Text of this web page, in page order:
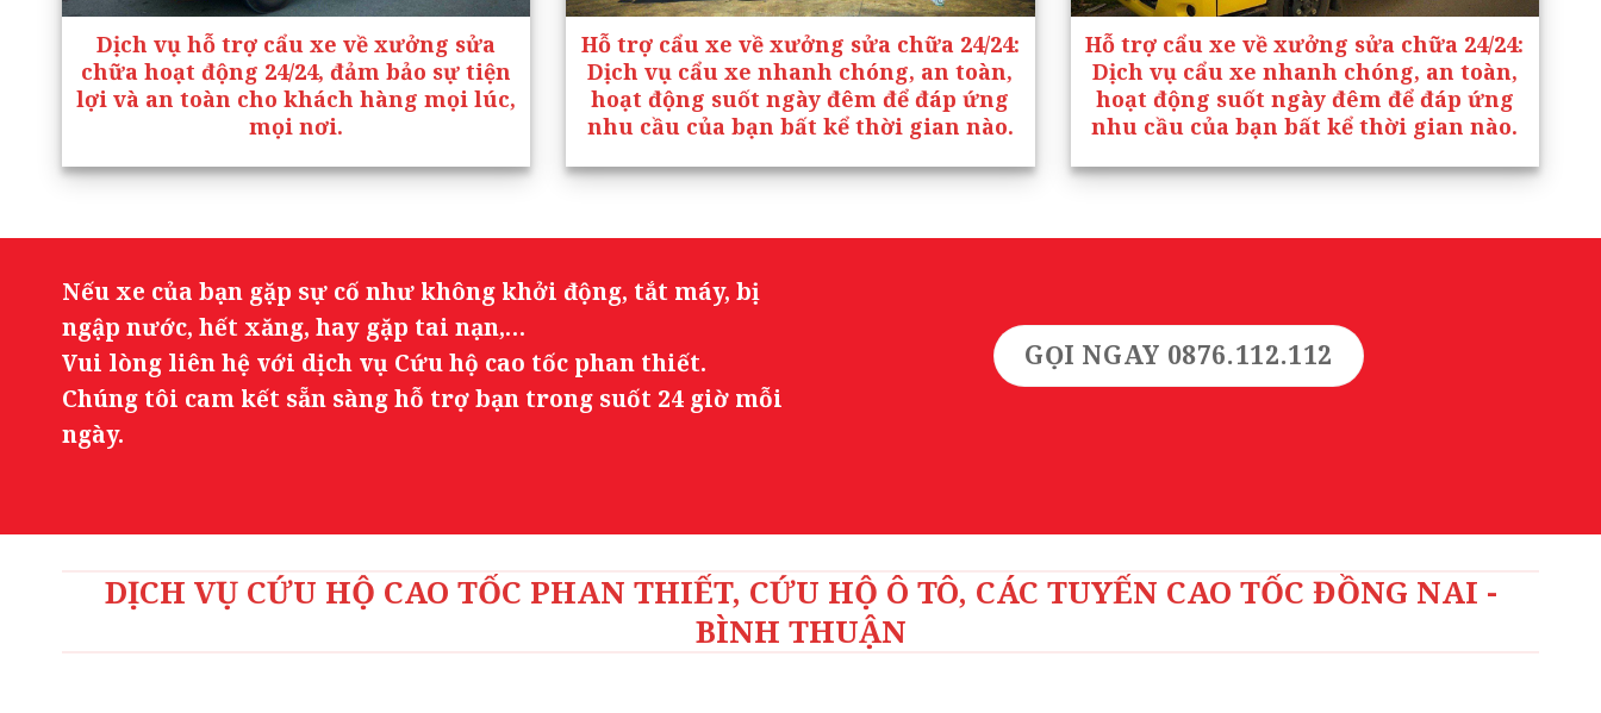
Dịch vụ hỗ trợ cẩu xe về xưởng sửa
chữa hoạt động 24/24, đảm bảo sự tiện
lợi và an toàn cho khách hàng mọi lúc,
mọi nơi.
Hỗ trợ cẩu xe về xưởng sửa chữa 24/24:
Dịch vụ cẩu xe nhanh chóng, an toàn,
hoạt động suốt ngày đêm để đáp ứng
nhu cầu của bạn bất kể thời gian nào.
Hỗ trợ cẩu xe về xưởng sửa chữa 24/24:
Dịch vụ cẩu xe nhanh chóng, an toàn,
hoạt động suốt ngày đêm để đáp ứng
nhu cầu của bạn bất kể thời gian nào.
Nếu xe của bạn gặp sự cố như không khởi động, tắt máy, bị
ngập nước, hết xăng, hay gặp tai nạn,…
Vui lòng liên hệ với dịch vụ Cứu hộ cao tốc phan thiết.
Chúng tôi cam kết sẵn sàng hỗ trợ bạn trong suốt 24 giờ mỗi
ngày.
GỌI NGAY 0876.112.112
DỊCH VỤ CỨU HỘ CAO TỐC PHAN THIẾT, CỨU HỘ Ô TÔ, CÁC TUYẾN CAO TỐC ĐỒNG NAI -
BÌNH THUẬN